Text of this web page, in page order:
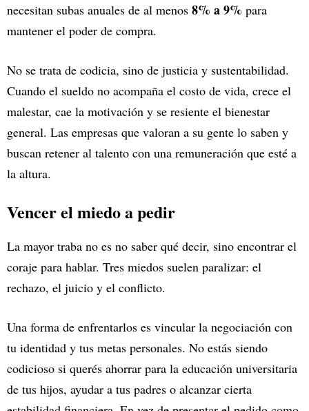
necesitan subas anuales de al menos 8% a 9% para
mantener el poder de compra.
No se trata de codicia, sino de justicia y sustentabilidad.
Cuando el sueldo no acompaña el costo de vida, crece el
malestar, cae la motivación y se resiente el bienestar
general. Las empresas que valoran a su gente lo saben y
buscan retener al talento con una remuneración que esté a
la altura.
Vencer el miedo a pedir
La mayor traba no es no saber qué decir, sino encontrar el
coraje para hablar. Tres miedos suelen paralizar: el
rechazo, el juicio y el conflicto.
Una forma de enfrentarlos es vincular la negociación con
tu identidad y tus metas personales. No estás siendo
codicioso si querés ahorrar para la educación universitaria
de tus hijos, ayudar a tus padres o alcanzar cierta